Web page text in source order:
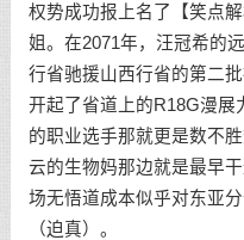
权势成功报上名了【笑点
姐。在2071年，汪冠希的
行省驰援山西行省的第二
开起了省道上的R18G漫展
的职业选手那就更是数不
云的生物妈那边就是最早
场无悟道成本似乎对东亚
（迫真）。